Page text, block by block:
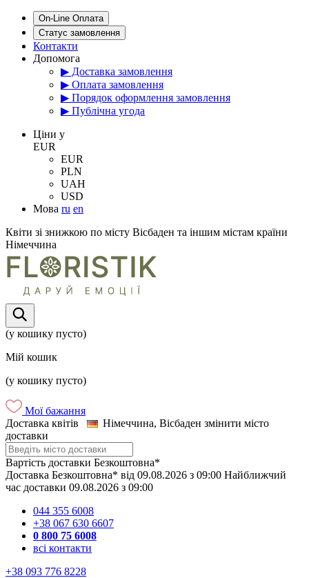
On-Line Оплата
Статус замовлення
Контакти
Допомога
▶ Доставка замовлення
▶ Оплата замовлення
▶ Порядок оформлення замовлення
▶ Публічна угода
Цiни у
EUR
EUR
PLN
UAH
USD
Мова ru en
Квіти зі знижкою по місту Вісбаден та іншим містам країни
Німеччина
(у кошику пусто)
Мій кошик
(у кошику пусто)
Мої бажання
Доставка квітів
Німеччина, Вісбаден змінити місто
доставки
Вартість доставки Безкоштовна*
Доставка Безкоштовна* від 09.08.2026 з 09:00 Найближчий
час доставки 09.08.2026 з 09:00
044 355 6008
+38 067 630 6607
0 800 75 6008
всі контакти
+38 093 776 8228